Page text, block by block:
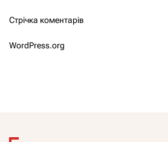
Стрічка коментарів
WordPress.org